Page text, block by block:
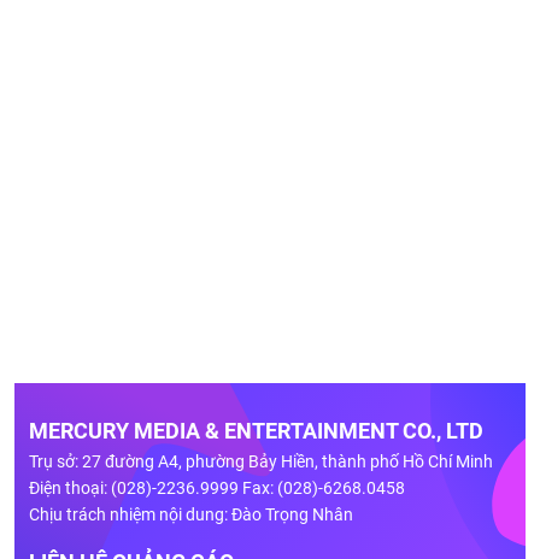
MERCURY MEDIA & ENTERTAINMENT CO., LTD
Trụ sở: 27 đường A4, phường Bảy Hiền, thành phố Hồ Chí Minh
Điện thoại: (028)-2236.9999 Fax: (028)-6268.0458
Chịu trách nhiệm nội dung: Đào Trọng Nhân